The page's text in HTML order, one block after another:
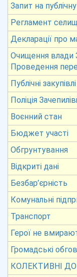
Запит на
Регламент
Декларації про
Очищення влади
Проведення
Публічні закупівлі
Поліція
Воєнний стан
Бюджет участі
Обгрунтування
Відкриті дані
Безбар’єрність
Комунальні
Транспорт
Герої не
Громадські
КОЛЕКТИВНІ